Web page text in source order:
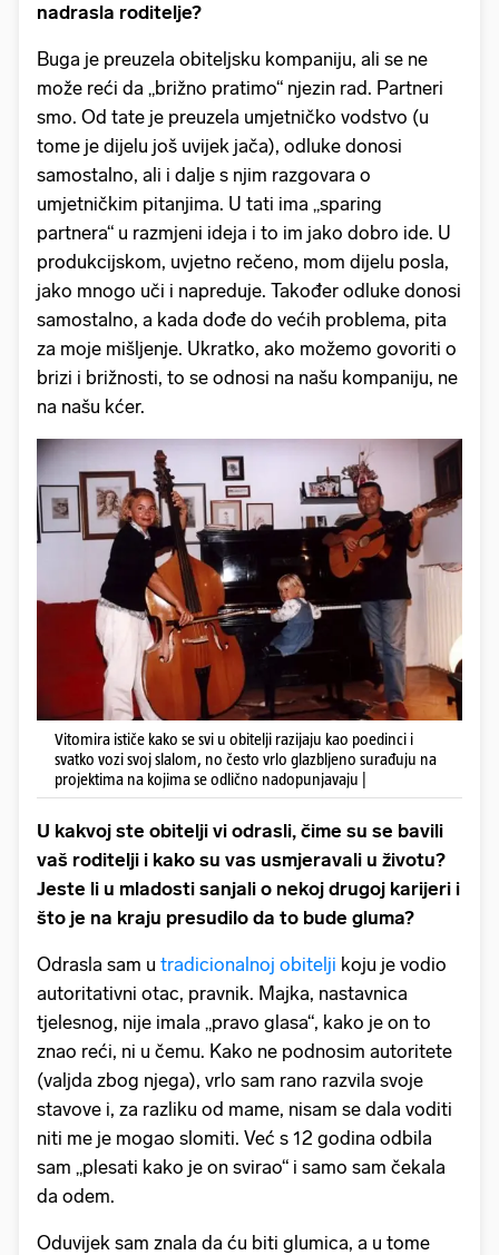
nadrasla roditelje?
Buga je preuzela obiteljsku kompaniju, ali se ne
može reći da „brižno pratimo“ njezin rad. Partneri
smo. Od tate je preuzela umjetničko vodstvo (u
tome je dijelu još uvijek jača), odluke donosi
samostalno, ali i dalje s njim razgovara o
umjetničkim pitanjima. U tati ima „sparing
partnera“ u razmjeni ideja i to im jako dobro ide. U
produkcijskom, uvjetno rečeno, mom dijelu posla,
jako mnogo uči i napreduje. Također odluke donosi
samostalno, a kada dođe do većih problema, pita
za moje mišljenje. Ukratko, ako možemo govoriti o
brizi i brižnosti, to se odnosi na našu kompaniju, ne
na našu kćer.
Vitomira ističe kako se svi u obitelji razijaju kao poedinci i
svatko vozi svoj slalom, no često vrlo glazbljeno surađuju na
projektima na kojima se odlično nadopunjavaju |
U kakvoj ste obitelji vi odrasli, čime su se bavili
vaš roditelji i kako su vas usmjeravali u životu?
Jeste li u mladosti sanjali o nekoj drugoj karijeri i
što je na kraju presudilo da to bude gluma?
Odrasla sam u tradicionalnoj obitelji koju je vodio
autoritativni otac, pravnik. Majka, nastavnica
tjelesnog, nije imala „pravo glasa“, kako je on to
znao reći, ni u čemu. Kako ne podnosim autoritete
(valjda zbog njega), vrlo sam rano razvila svoje
stavove i, za razliku od mame, nisam se dala voditi
niti me je mogao slomiti. Već s 12 godina odbila
sam „plesati kako je on svirao“ i samo sam čekala
da odem.
Oduvijek sam znala da ću biti glumica, a u tome